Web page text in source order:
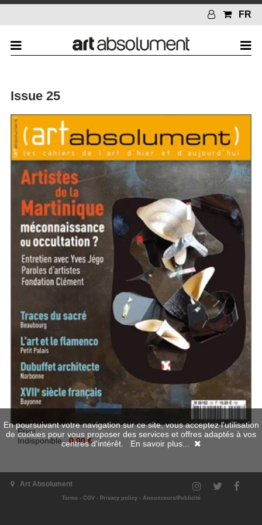
FR
Issue 25
Price :
Indisponible
0.00 €
Art Absolument
Terms- CGV- Privacy policy- Annonceurs/Publicité
En poursuivant votre navigation sur ce site, vous acceptez l'utilisation
de cookies pour vous proposer des services et offres adaptés à vos
centres d'intérêt. En savoir plus...